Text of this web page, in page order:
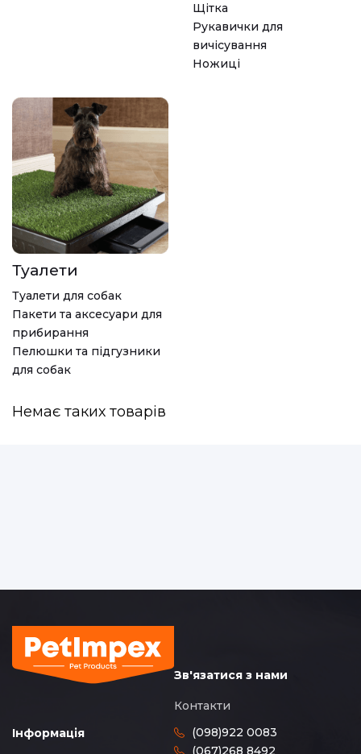
Щітка
Рукавички для
вичісування
Ножиці
Туалети
Туалети для собак
Пакети та аксесуари для
прибирання
Пелюшки та підгузники
для собак
Немає таких товарів
Інформація
Зв'язатися з нами
Контакти
(098)922 0083